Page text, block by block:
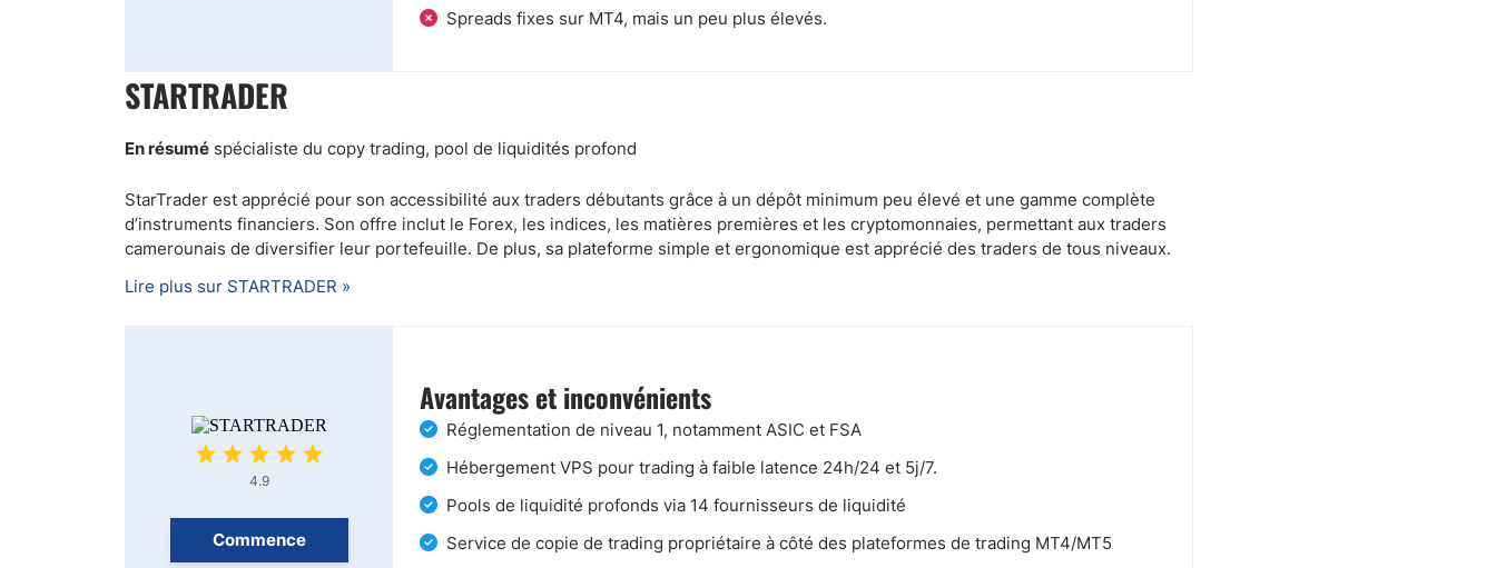
Spreads fixes sur MT4, mais un peu plus élevés.
STARTRADER
En résumé spécialiste du copy trading, pool de liquidités profond
StarTrader est apprécié pour son accessibilité aux traders débutants grâce à un dépôt minimum peu élevé et une gamme complète
d’instruments financiers. Son offre inclut le Forex, les indices, les matières premières et les cryptomonnaies, permettant aux traders
camerounais de diversifier leur portefeuille. De plus, sa plateforme simple et ergonomique est apprécié des traders de tous niveaux.
Lire plus sur STARTRADER »
4.9
Commence
Avantages et inconvénients
Réglementation de niveau 1, notamment ASIC et FSA
Hébergement VPS pour trading à faible latence 24h/24 et 5j/7.
Pools de liquidité profonds via 14 fournisseurs de liquidité
Service de copie de trading propriétaire à côté des plateformes de trading MT4/MT5